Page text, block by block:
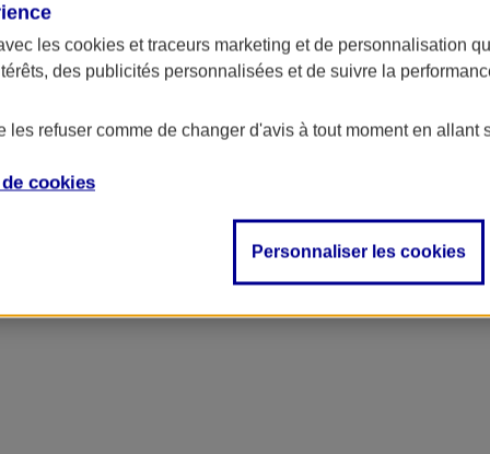
les cookies et traceurs marketing et de personnalisation
des publicités personnalisées et de suivre la
les refuser comme de changer d'avis à tout moment en allant
cookies
Personnaliser les cookies